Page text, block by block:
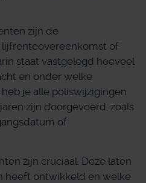
zijn de
of
staat vastgelegd hoeveel
en onder welke
je alle poliswijzigingen
zijn doorgevoerd, zoals
of
zijn cruciaal. Deze laten
heeft ontwikkeld en welke